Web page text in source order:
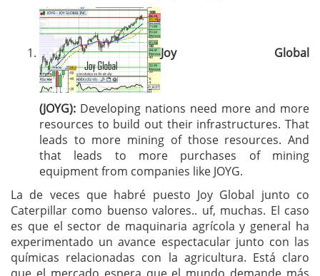
Joy Global
(JOYG): Developing nations need more and more
resources to build out their infrastructures. That
leads to more mining of those resources. And
that leads to more purchases of mining
equipment from companies like JOYG.
La de veces que habré puesto Joy Global junto co
Caterpillar como buenso valores.. uf, muchas. El caso
es que el sector de maquinaria agrícola y general ha
experimentado un avance espectacular junto con las
químicas relacionadas con la agricultura. Está claro